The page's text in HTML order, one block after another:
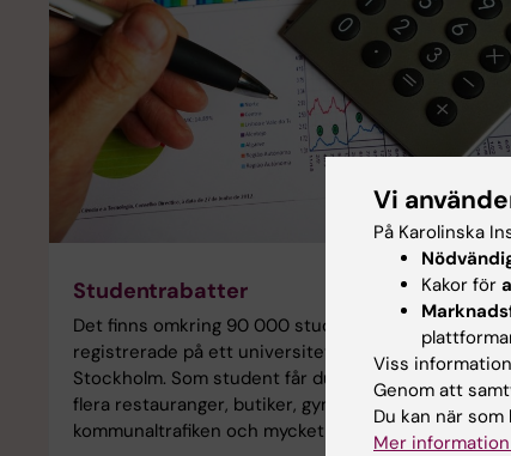
Studentrabatter
Det finns omkring 90 000 studenter som är
registrerade på ett universitet eller en högskola i
Stockholm. Som student får du studentrabatt på
flera restauranger, butiker, gymanläggningar,
kommunaltrafiken och mycket mer!
Vi
På Karolinska
Kakor för
Viss
Genom att
Du kan när
Mer